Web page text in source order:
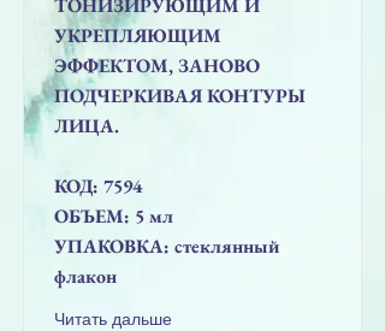
УКРЕПЛЯЮЩИМ
ЭФФЕКТОМ, ЗАНОВО
ПОДЧЕРКИВАЯ КОНТУРЫ
ЛИЦА.
КОД: 7594
ОБЪЕМ: 5 мл
УПАКОВКА: стеклянный
флакон
Читать дальше